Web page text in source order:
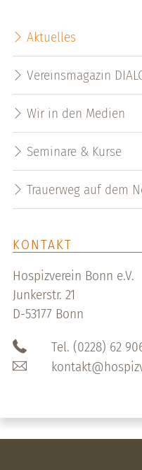
Aktuelles
Vereinsmagazin
Wir in den Medien
Seminare & Kurse
Trauerweg auf dem
KONTAKT
Hospizverein Bonn e.V.
Junkerstr. 21
D-53177 Bonn
Tel. (0228) 62